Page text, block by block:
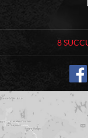
t
c
n
u
É
q
u
i
8